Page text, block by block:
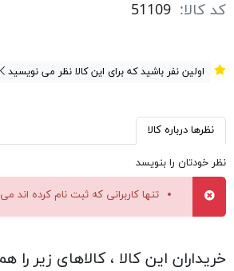
کد کالا: 51109
اولین نفر باشید که برای این کالا نظر می نویسید
نظرها درباره کالا
نظر خودتان را بنویسد
تنها کاربرانی که ثبت نام کرده اند
خریداران این کالا ، کالاهای زیر را